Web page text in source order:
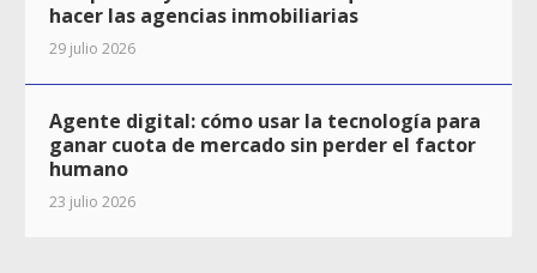
hacer las agencias inmobiliarias
29 julio 2026
Agente digital: cómo usar la tecnología para
ganar cuota de mercado sin perder el factor
humano
23 julio 2026